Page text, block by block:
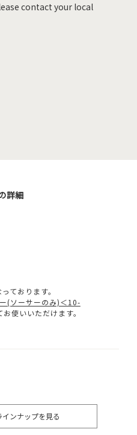
contact your local
詳細
ております。
(ソーサーのみ)＜10-
使いいただけます。
ンナップを見る